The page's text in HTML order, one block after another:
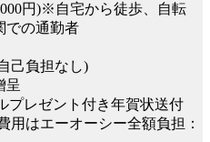
円)※自宅から徒歩、自転
での通勤者
己負担なし)
呈
プレゼント付き年賀状送付
用はエーオーシー全額負担：